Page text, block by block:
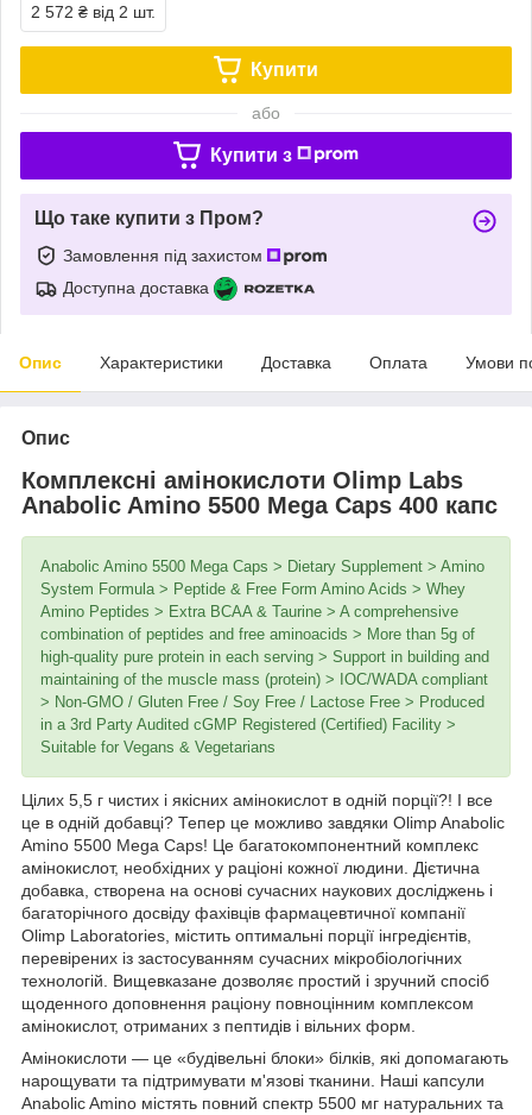
2 572 ₴ від 2 шт.
Купити
або
Купити з
Що таке купити з Пром?
Замовлення під захистом
Доступна доставка
Опис Характеристики Доставка Оплата Умови
Опис
Комплексні амінокислоти Olimp Labs
Anabolic Amino 5500 Mega Caps 400 капс
Anabolic Amino 5500 Mega Caps > Dietary Supplement > Amino
System Formula > Peptide & Free Form Amino Acids > Whey
Amino Peptides > Extra BCAA & Taurine > A comprehensive
combination of peptides and free aminoacids > More than 5g of
high-quality pure protein in each serving > Support in building and
maintaining of the muscle mass (protein) > IOC/WADA compliant
> Non-GMO / Gluten Free / Soy Free / Lactose Free > Produced
in a 3rd Party Audited cGMP Registered (Certified) Facility >
Suitable for Vegans & Vegetarians
Цілих 5,5 г чистих і якісних амінокислот в одній порції?! І все
це в одній добавці? Тепер це можливо завдяки Olimp Anabolic
Amino 5500 Mega Caps! Це багатокомпонентний комплекс
амінокислот, необхідних у раціоні кожної людини. Дієтична
добавка, створена на основі сучасних наукових досліджень і
багаторічного досвіду фахівців фармацевтичної компанії
Olimp Laboratories, містить оптимальні порції інгредієнтів,
перевірених із застосуванням сучасних мікробіологічних
технологій. Вищевказане дозволяє простий і зручний спосіб
щоденного доповнення раціону повноцінним комплексом
амінокислот, отриманих з пептидів і вільних форм.
Амінокислоти — це «будівельні блоки» білків, які допомагають
нарощувати та підтримувати м'язові тканини. Наші капсули
Anabolic Amino містять повний спектр 5500 мг натуральних та